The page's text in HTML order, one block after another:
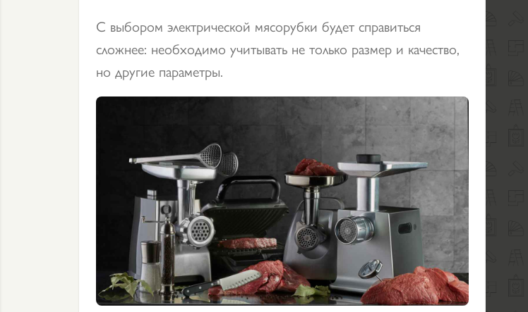
С выбором электрической мясорубки будет справиться
сложнее: необходимо учитывать не только размер и качество,
но другие параметры.